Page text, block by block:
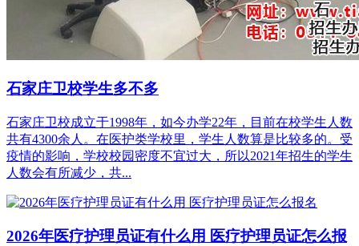
石家庄卫校学生多不多
石家庄卫校成立于1998年，如今办学22年，目前在校学生人数
共有4300余人。在医护类学校里，学生人数算是比较多的。受
疫情的影响，学校校园密度不宜过大，所以2021年招生的学生
人数会有所减少，共...
2026年医疗护理员证有什么用 医疗护理员证怎么报